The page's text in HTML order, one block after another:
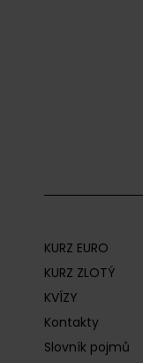
KURZ EURO
KURZ ZLOTÝ
KVÍZY
Kontakty
Slovník pojmů